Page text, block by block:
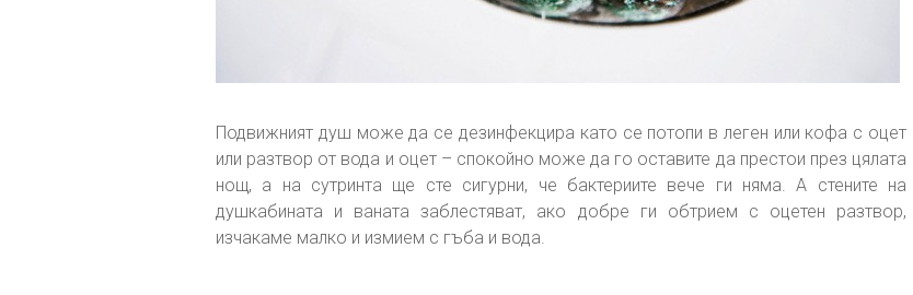
Подвижният душ може да се дезинфекцира като се потопи в леген или кофа с оцет
или разтвор от вода и оцет – спокойно може да го оставите да престои през цялата
нощ, а на сутринта ще сте сигурни, че бактериите вече ги няма. А стените на
душкабината и ваната заблестяват, ако добре ги обтрием с оцетен разтвор,
изчакаме малко и измием с гъба и вода.